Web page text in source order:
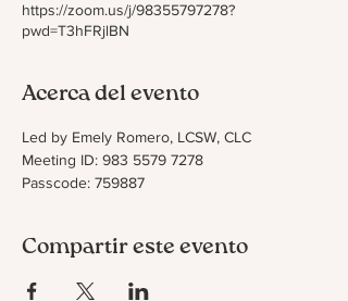
https://zoom.us/j/98355797278?
pwd=T3hFRjlBN
Acerca del evento
Led by Emely Romero, LCSW, CLC
Meeting ID: 983 5579 7278
Passcode: 759887
Compartir este evento